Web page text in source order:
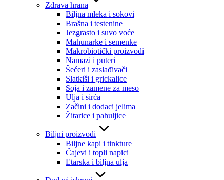
Zdrava hrana
Biljna mleka i sokovi
Brašna i testenine
Jezgrasto i suvo voće
Mahunarke i semenke
Makrobiotički proizvodi
Namazi i puteri
Šećeri i zaslađivači
Slatkiši i grickalice
Soja i zamene za meso
Ulja i sirća
Začini i dodaci jelima
Žitarice i pahuljice
Biljni proizvodi
Biljne kapi i tinkture
Čajevi i topli napici
Etarska i biljna ulja